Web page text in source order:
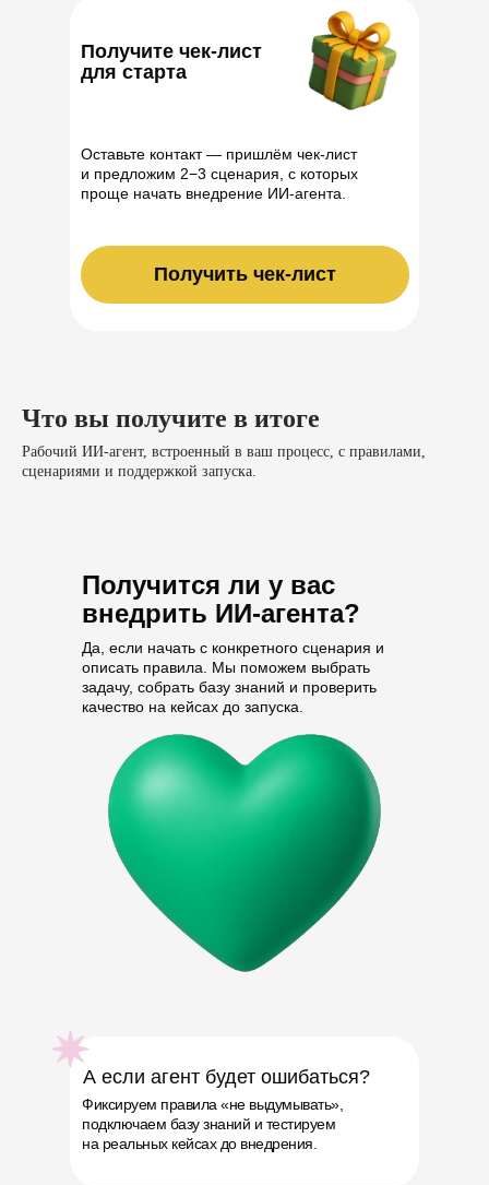
Оставьте контакт — пришлём чек‑лист
и предложим 2−3 сценария, с которых
проще начать внедрение ИИ‑агента.
Получите чек‑лист
для старта
Получить чек‑лист
Что вы получите в итоге
Рабочий ИИ‑агент, встроенный в ваш процесс, с правилами,
сценариями и поддержкой запуска.
Получится ли у вас
внедрить ИИ‑агента?
Фиксируем правила «не выдумывать»,
подключаем базу знаний и тестируем
на реальных кейсах до внедрения.
Да, если начать с конкретного сценария и
описать правила. Мы поможем выбрать
задачу, собрать базу знаний и проверить
качество на кейсах до запуска.
А если агент будет ошибаться?